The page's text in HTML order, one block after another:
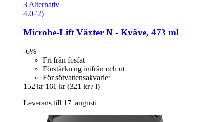
3 Alternativ
4.0 (2)
Microbe-Lift Växter N -​ Kväve, 473 ml
-6%
Fri från fosfat
Förstärkning inifrån och ut
För sötvattensakvarier
152 kr 161 kr (321 kr / l)
Leverans till 17. augusti